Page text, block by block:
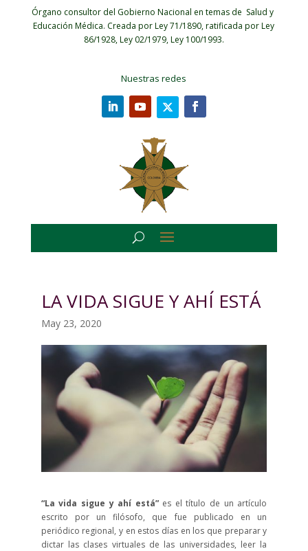
Órgano consultor del Gobierno Nacional en temas de Salud y
Educación Médica. Creada por Ley 71/1890, ratificada por Ley
86/1928, Ley 02/1979, Ley 100/1993.
Nuestras redes
LA VIDA SIGUE Y AHÍ ESTÁ
May 23, 2020
“La vida sigue y ahí está”es el título de un artículo
escrito por un filósofo, que fue publicado en un
periódico regional, y en estos días en los que preparar y
dictar las clases virtuales de las universidades, leer la